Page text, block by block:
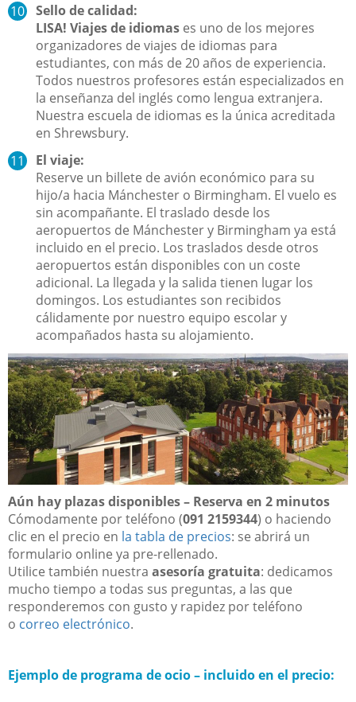
Sello de calidad:
LISA! Viajes de idiomas es uno de los mejores
organizadores de viajes de idiomas para
estudiantes, con más de 20 años de experiencia.
Todos nuestros profesores están especializados en
la enseñanza del inglés como lengua extranjera.
Nuestra escuela de idiomas es la única acreditada
en Shrewsbury.
El viaje:
Reserve un billete de avión económico para su
hijo/a hacia Mánchester o Birmingham. El vuelo es
sin acompañante. El traslado desde los
aeropuertos de Mánchester y Birmingham ya está
incluido en el precio. Los traslados desde otros
aeropuertos están disponibles con un coste
adicional. La llegada y la salida tienen lugar los
domingos. Los estudiantes son recibidos
cálidamente por nuestro equipo escolar y
acompañados hasta su alojamiento.
Aún hay plazas disponibles – Reserva en 2 minutos
Cómodamente por teléfono (091 2159344) o haciendo
clic en el precio en la tabla de precios: se abrirá un
formulario online ya pre-rellenado.
Utilice también nuestra asesoría gratuita: dedicamos
mucho tiempo a todas sus preguntas, a las que
responderemos con gusto y rapidez por teléfono
o correo electrónico.
Ejemplo de programa de ocio – incluido en el precio: